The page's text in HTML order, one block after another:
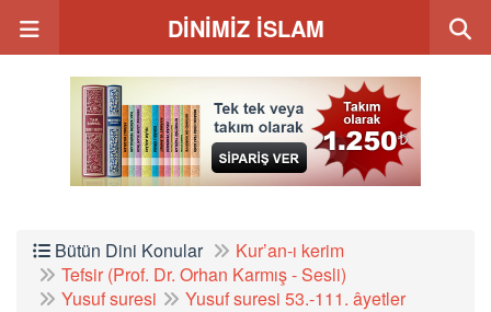
DİNİMİZ İSLAM
Bütün Dini Konular
Kur’an-ı kerim
Tefsir (Prof. Dr. Orhan Karmış - Sesli)
Yusuf suresi
Yusuf suresi 53.-111. âyetler